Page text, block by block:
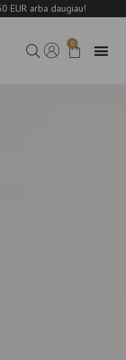
EUR arba daugiau!
0